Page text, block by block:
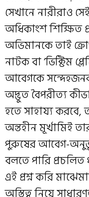
সেখানে নারীরাও
অধিকাংশ শিক্ষিত
অভিমানকে তাই
নাটক বা ‘ভিক্টিম
আবেগকে
অদ্ভুত বৈপরীত্য
হতে সাহায্য
অন্তহীন মূর্খামিই
পুরুষের আবেগ-
বলতে পারি প্রচলিত
এই প্রশ্ন করি